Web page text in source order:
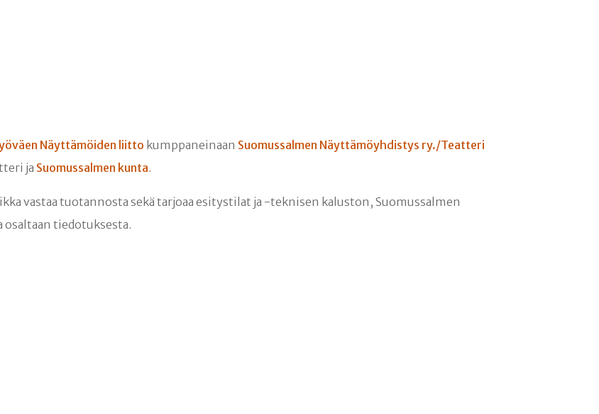
Näyttämöiden liitto kumppaneinaan Suomussalmen Näyttämöyhdistys ry./Teatteri
ja Suomussalmen kunta.
vastaa tuotannosta sekä tarjoaa esitystilat ja -teknisen kaluston, Suomussalmen
tiedotuksesta.